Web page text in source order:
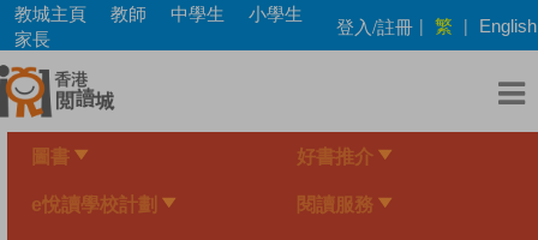
Skip
main
content
教城主頁 教師 中學生
小學生
家長
登入/註冊 | 繁 | English
圖書 好書推介
e悅讀學校計劃 閱讀服務